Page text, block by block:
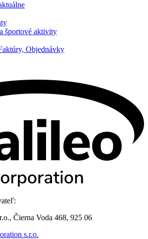
športové aktivity
Objednávky
Čierna Voda 468, 925 06
s.r.o.